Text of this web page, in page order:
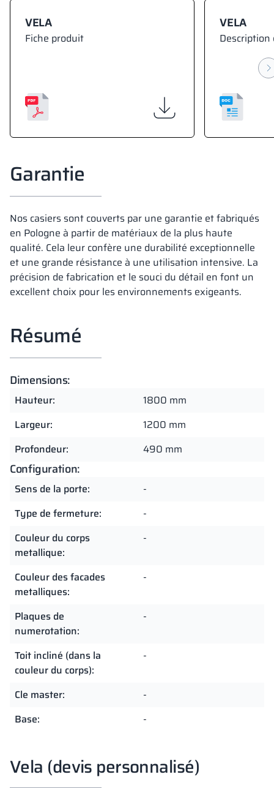
VELA
Fiche produit
VELA
Garantie
Nos casiers sont couverts par une garantie et fabriqués
en Pologne à partir de matériaux de la plus haute
qualité. Cela leur confère une durabilité exceptionnelle
et une grande résistance à une utilisation intensive. La
précision de fabrication et le souci du détail en font un
excellent choix pour les environnements exigeants.
Résumé
Dimensions:
Hauteur:
1800 mm
Largeur:
1200 mm
Profondeur:
490 mm
Configuration:
Sens de la porte:
-
Type de fermeture:
-
Couleur du corps
metallique:
-
Couleur des facades
metalliques:
-
Plaques de
numerotation:
-
Toit incliné (dans la
couleur du corps):
-
Cle master:
-
Base:
-
Vela (devis personnalisé)